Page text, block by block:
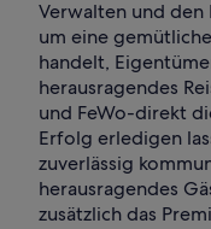
Verwalten und den
um eine
handelt,
herausragendes
und FeWo-direkt
Erfolg erledigen
zuverlässig
herausragendes
zusätzlich das